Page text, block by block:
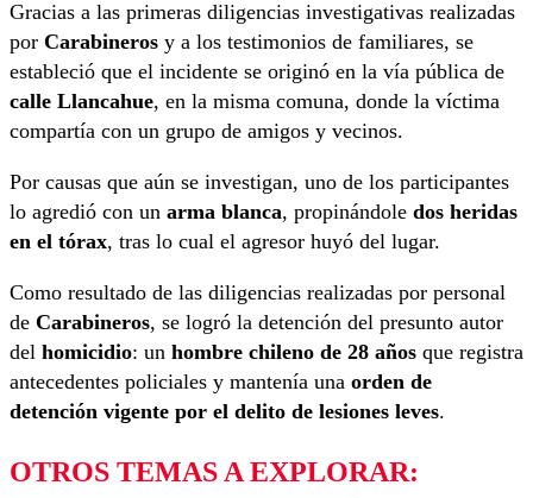
Gracias a las primeras diligencias investigativas realizadas
por Carabineros y a los testimonios de familiares, se
estableció que el incidente se originó en la vía pública de
calle Llancahue, en la misma comuna, donde la víctima
compartía con un grupo de amigos y vecinos.
Por causas que aún se investigan, uno de los participantes
lo agredió con un arma blanca, propinándole dos heridas
en el tórax, tras lo cual el agresor huyó del lugar.
Como resultado de las diligencias realizadas por personal
de Carabineros, se logró la detención del presunto autor
del homicidio: un hombre chileno de 28 años que registra
antecedentes policiales y mantenía una orden de
detención vigente por el delito de lesiones leves.
OTROS TEMAS A EXPLORAR: